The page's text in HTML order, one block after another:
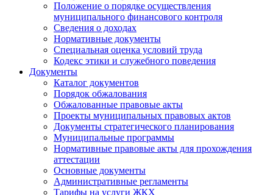
Положение о порядке осуществления
муниципального финансового контроля
Сведения о доходах
Нормативные документы
Специальная оценка условий труда
Кодекс этики и служебного поведения
Документы
Каталог документов
Порядок обжалования
Обжалованные правовые акты
Проекты муниципальных правовых актов
Документы стратегического планирования
Муниципальные программы
Нормативные правовые акты для прохождения
аттестации
Основные документы
Административные регламенты
Тарифы на услуги ЖКХ